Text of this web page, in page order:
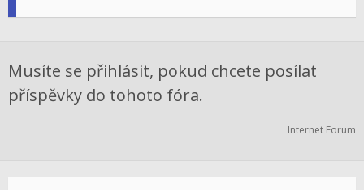
Musíte se přihlásit, pokud chcete posílat
příspěvky do tohoto fóra.
Internet Forum